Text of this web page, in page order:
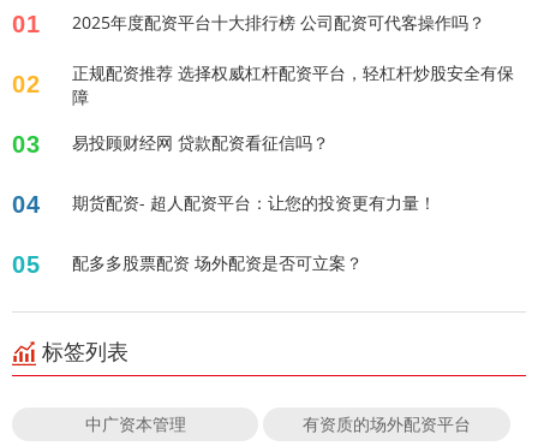
01 2025年度配资平台十大排行榜 公司配资可代客操作吗？
02
正规配资推荐 选择权威杠杆配资平台，轻杠杆炒股安全有保
障
03 易投顾财经网 贷款配资看征信吗？
04 期货配资- 超人配资平台：让您的投资更有力量！
05 配多多股票配资 场外配资是否可立案？
标签列表
中广资本管理 有资质的场外配资平台